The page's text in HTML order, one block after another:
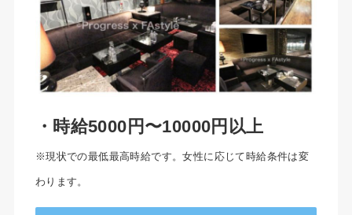
・時給5000円〜10000円以上
※現状での最低最高時給です。女性に応じて時給条件は変
わります。